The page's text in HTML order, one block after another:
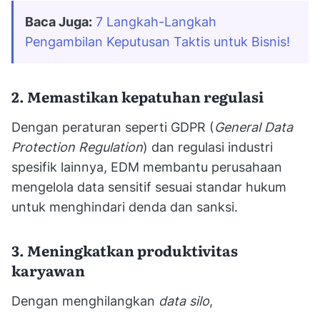
Baca Juga: 7 Langkah-Langkah
Pengambilan Keputusan Taktis untuk Bisnis!
2. Memastikan kepatuhan regulasi
Dengan peraturan seperti GDPR (General Data
Protection Regulation) dan regulasi industri
spesifik lainnya, EDM membantu perusahaan
mengelola data sensitif sesuai standar hukum
untuk menghindari denda dan sanksi.
3. Meningkatkan produktivitas
karyawan
Dengan menghilangkan data silo,